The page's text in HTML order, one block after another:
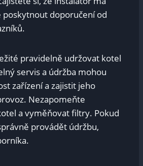
poskytnout doporučení od
pravidelně udržovat kotel
servis a údržba mohou
zařízení a zajistit jeho
Nezapomeňte
a vyměňovat filtry. Pokud
provádět údržbu,